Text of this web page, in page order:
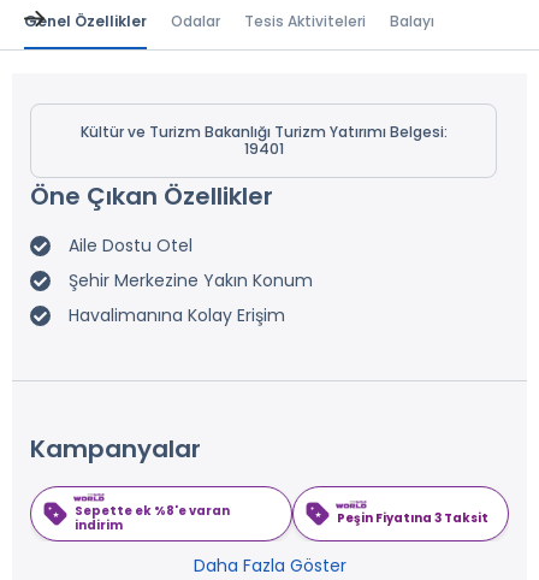
Genel Özellikler Odalar Tesis Aktiviteleri Balayı
Kültür ve Turizm Bakanlığı Turizm Yatırımı Belgesi:
19401
Öne Çıkan Özellikler
Aile Dostu Otel
Şehir Merkezine Yakın Konum
Havalimanına Kolay Erişim
Kampanyalar
Sepette ek %8'e varan
indirim
Peşin Fiyatına 3 Taksit
Daha Fazla Göster